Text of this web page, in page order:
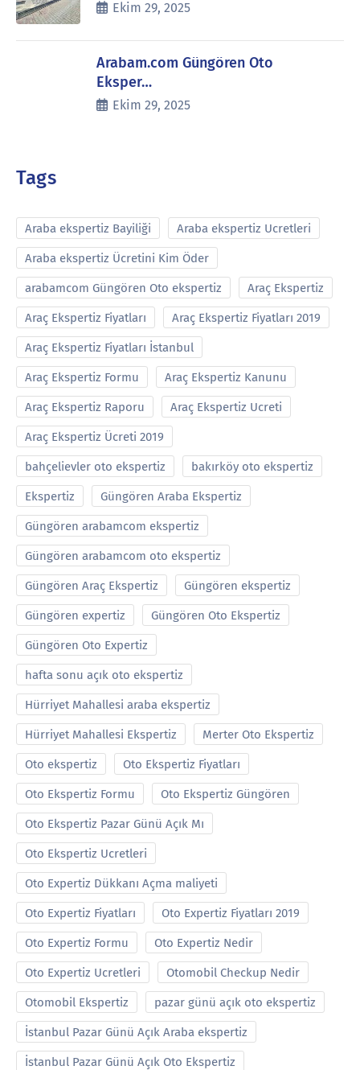
Ekim 29, 2025
Arabam.com Güngören Oto
Eksper…
Ekim 29, 2025
Tags
Araba ekspertiz Bayiliği Araba ekspertiz Ucretleri
Araba ekspertiz Ücretini Kim Öder
arabamcom Güngören Oto ekspertiz Araç Ekspertiz
Araç Ekspertiz Fiyatları Araç Ekspertiz Fiyatları 2019
Araç Ekspertiz Fiyatları İstanbul
Araç Ekspertiz Formu Araç Ekspertiz Kanunu
Araç Ekspertiz Raporu Araç Ekspertiz Ucreti
Araç Ekspertiz Ücreti 2019
bahçelievler oto ekspertiz bakırköy oto ekspertiz
Ekspertiz Güngören Araba Ekspertiz
Güngören arabamcom ekspertiz
Güngören arabamcom oto ekspertiz
Güngören Araç Ekspertiz Güngören ekspertiz
Güngören expertiz Güngören Oto Ekspertiz
Güngören Oto Expertiz
hafta sonu açık oto ekspertiz
Hürriyet Mahallesi araba ekspertiz
Hürriyet Mahallesi Ekspertiz Merter Oto Ekspertiz
Oto ekspertiz Oto Ekspertiz Fiyatları
Oto Ekspertiz Formu Oto Ekspertiz Güngören
Oto Ekspertiz Pazar Günü Açık Mı
Oto Ekspertiz Ucretleri
Oto Expertiz Dükkanı Açma maliyeti
Oto Expertiz Fiyatları Oto Expertiz Fiyatları 2019
Oto Expertiz Formu Oto Expertiz Nedir
Oto Expertiz Ucretleri Otomobil Checkup Nedir
Otomobil Ekspertiz pazar günü açık oto ekspertiz
İstanbul Pazar Günü Açık Araba ekspertiz
İstanbul Pazar Günü Açık Oto Ekspertiz